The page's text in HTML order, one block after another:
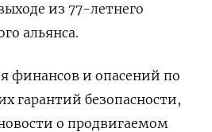
из 77-летнего
альянса.
финансов ‌и опасений по
гарантий безопасности,
о продвигаемом